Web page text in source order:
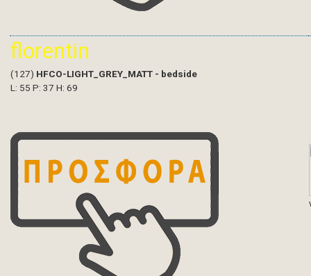
florentin
(127) HFCO-LIGHT_GREY_MATT - bedside
L: 55 P: 37 H: 69